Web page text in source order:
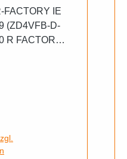
IE
(ZD4VFB-D-